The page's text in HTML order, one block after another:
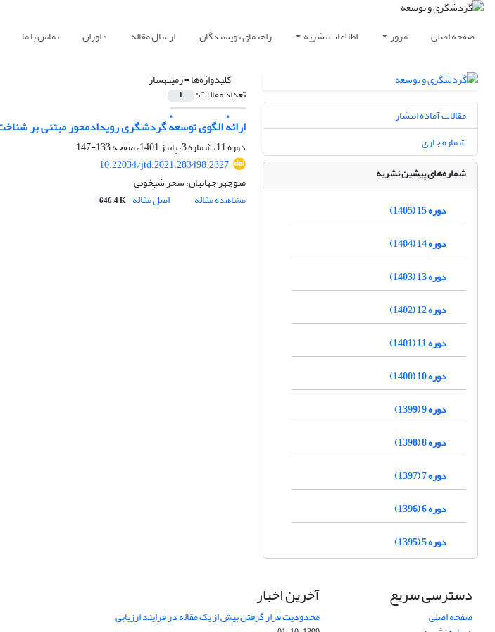
صفحه اصلی مرور اطلاعات نشریه راهنمای نویسندگان ارسال مقاله داوران تماس با ما
کلیدواژه‌ها =زمینه‏ساز
تعداد مقالات: 1
ارائهٔ الگوی توسعهٔ گردشگری رویدادمحور مبتنی بر
دوره 11، شماره 3، پاییز 1401، صفحه
133-147
10.22034/jtd.2021.283498.2327
منوچهر جهانیان، سحر شیخونی
مشاهده مقاله
اصل مقاله 646.4 K
مقالات آماده انتشار
شماره جاری
شماره‌های پیشین نشریه
دوره 15 (1405)
دوره 14 (1404)
دوره 13 (1403)
دوره 12 (1402)
دوره 11 (1401)
دوره 10 (1400)
دوره 9 (1399)
دوره 8 (1398)
دوره 7 (1397)
دوره 6 (1396)
دوره 5 (1395)
دسترسی سریع
صفحه اصلی
آخرین اخبار
محدودیت قرار گرفتن بیش از یک مقاله در فرایند ارزیابی